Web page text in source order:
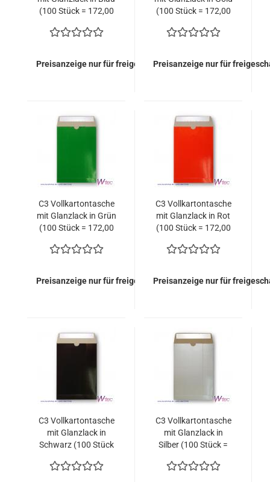
(100 Stück = 172,00
Preisanzeige nur für freigeschaltete Kunden
(100 Stück = 172,00
Preisanzeige nur für
C3 Vollkartontasche
mit Glanzlack in Grün
(100 Stück = 172,00
Preisanzeige nur für freigeschaltete Kunden
C3 Vollkartontasche
mit Glanzlack in Rot
(100 Stück = 172,00
Preisanzeige nur für
C3 Vollkartontasche
mit Glanzlack in
Schwarz (100 Stück
C3 Vollkartontasche
mit Glanzlack in
Silber (100 Stück =